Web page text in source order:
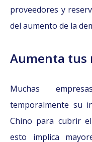
proveedores y
del aumento de la
Aumenta tus
Muchas
temporalmente su
Chino para cubrir
esto implica